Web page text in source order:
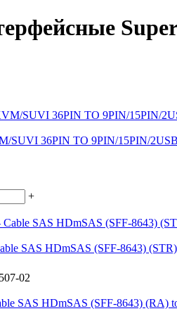
SUVI 36PIN TO 9PIN/15PIN/
+
SAS HDmSAS (SFF-8643)
02